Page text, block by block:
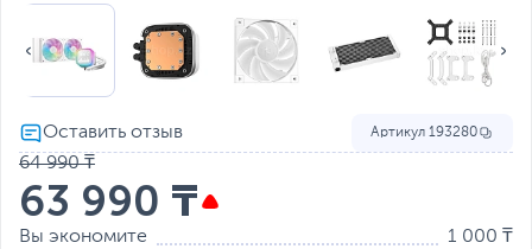
Артикул 193280
64 990 ₸
63 990 ₸
Вы экономите
1 000 ₸